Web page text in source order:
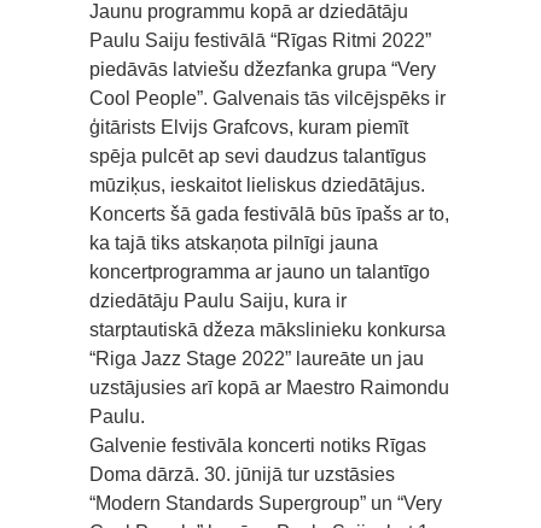
Jaunu programmu kopā ar dziedātāju
Paulu Saiju festivālā “Rīgas Ritmi 2022”
piedāvās latviešu džezfanka grupa “Very
Cool People”. Galvenais tās vilcējspēks ir
ģitārists Elvijs Grafcovs, kuram piemīt
spēja pulcēt ap sevi daudzus talantīgus
mūziķus, ieskaitot lieliskus dziedātājus.
Koncerts šā gada festivālā būs īpašs ar to,
ka tajā tiks atskaņota pilnīgi jauna
koncertprogramma ar jauno un talantīgo
dziedātāju Paulu Saiju, kura ir
starptautiskā džeza mākslinieku konkursa
“Riga Jazz Stage 2022” laureāte un jau
uzstājusies arī kopā ar Maestro Raimondu
Paulu.
Galvenie festivāla koncerti notiks Rīgas
Doma dārzā. 30. jūnijā tur uzstāsies
“Modern Standards Supergroup” un “Very